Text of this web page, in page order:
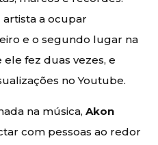
a ocupar
e o segundo lugar na
fez duas vezes, e
no Youtube.
na música,Akon
com pessoas ao redor